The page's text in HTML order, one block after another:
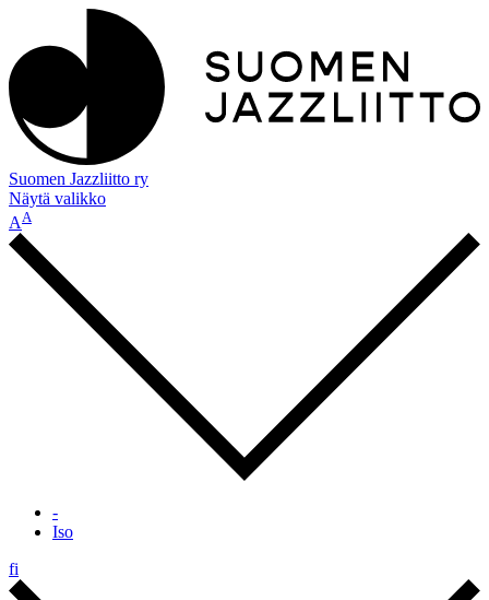
Suomen Jazzliitto ry
Näytä valikko
AA
-
Iso
fi